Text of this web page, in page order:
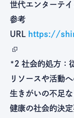
世代エンターテイ
参考
URL https://
*2 社会的処方：
リソースや活動
生きがいの不足
健康の社会的決